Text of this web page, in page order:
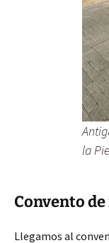
la
Convento
Llegamos al